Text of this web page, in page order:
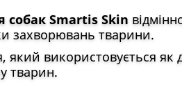
Smartis Skin
захворювань тварини.
який використовується
тварин.